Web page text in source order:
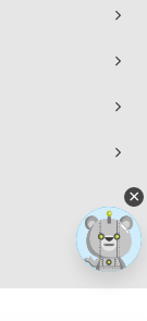
×